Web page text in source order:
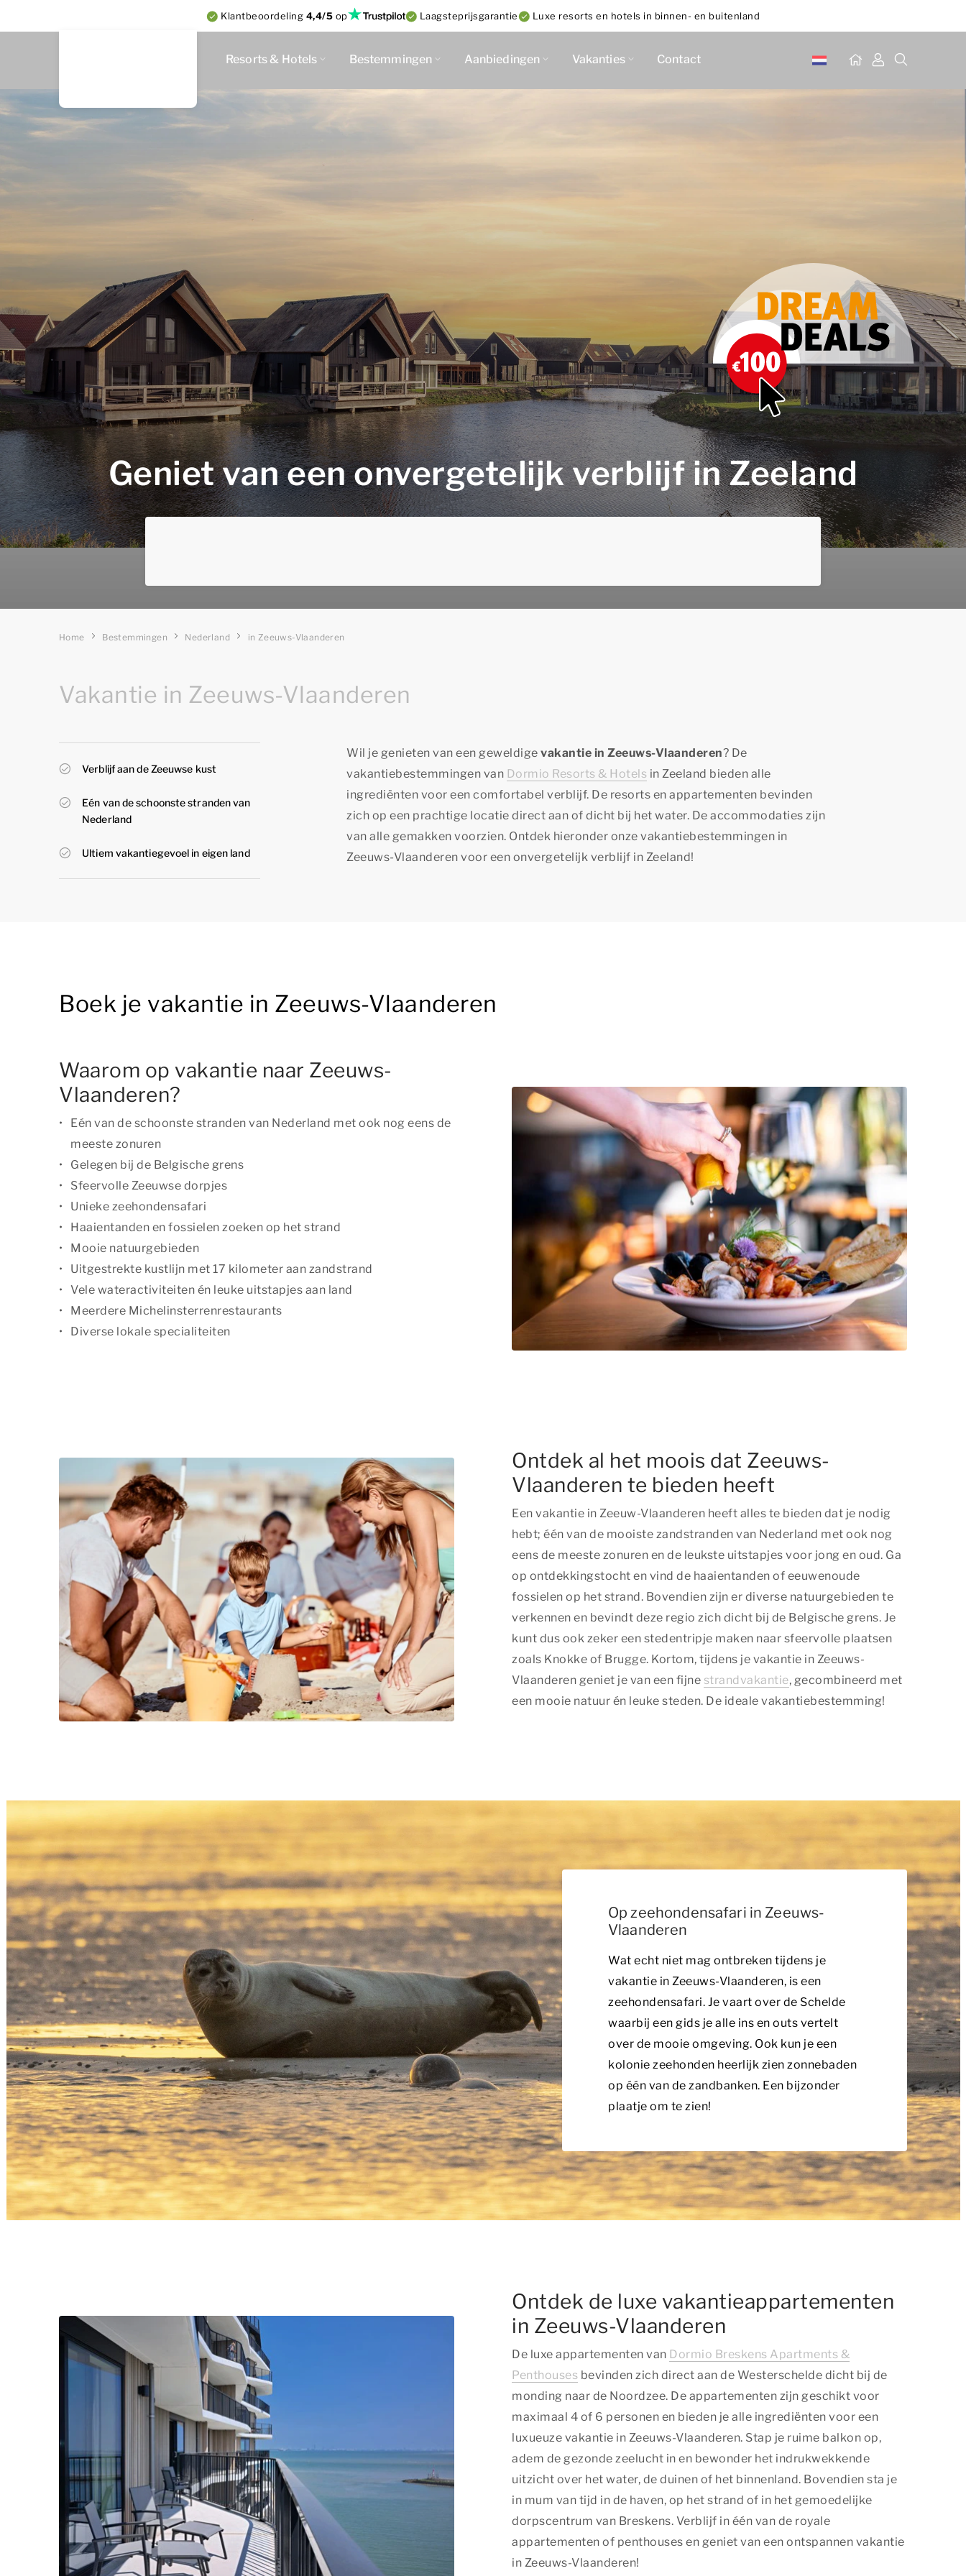
Klantbeoordeling 4,4/5 op Laagsteprijsgarantie Luxe resorts en hotels in binnen- en buitenland
Resorts & Hotels Bestemmingen Aanbiedingen Vakanties Contact
Geniet van een onvergetelijk verblijf in Zeeland
Home Bestemmingen Nederland in Zeeuws-Vlaanderen
Vakantie in Zeeuws-Vlaanderen
Verblijf aan de Zeeuwse kust
Eén van de schoonste stranden van
Nederland
Ultiem vakantiegevoel in eigen land
Wil je genieten van een geweldige vakantie in Zeeuws-Vlaanderen? De
vakantiebestemmingen van Dormio Resorts & Hotels in Zeeland bieden alle
ingrediënten voor een comfortabel verblijf. De resorts en appartementen bevinden
zich op een prachtige locatie direct aan of dicht bij het water. De accommodaties zijn
van alle gemakken voorzien. Ontdek hieronder onze vakantiebestemmingen in
Zeeuws-Vlaanderen voor een onvergetelijk verblijf in Zeeland!
Boek je vakantie in Zeeuws-Vlaanderen
Waarom op vakantie naar Zeeuws-
Vlaanderen?
Eén van de schoonste stranden van Nederland met ook nog eens de
meeste zonuren
Gelegen bij de Belgische grens
Sfeervolle Zeeuwse dorpjes
Unieke zeehondensafari
Haaientanden en fossielen zoeken op het strand
Mooie natuurgebieden
Uitgestrekte kustlijn met 17 kilometer aan zandstrand
Vele wateractiviteiten én leuke uitstapjes aan land
Meerdere Michelinsterrenrestaurants
Diverse lokale specialiteiten
Ontdek al het moois dat Zeeuws-
Vlaanderen te bieden heeft
Een vakantie in Zeeuw-Vlaanderen heeft alles te bieden dat je nodig
hebt; één van de mooiste zandstranden van Nederland met ook nog
eens de meeste zonuren en de leukste uitstapjes voor jong en oud. Ga
op ontdekkingstocht en vind de haaientanden of eeuwenoude
fossielen op het strand. Bovendien zijn er diverse natuurgebieden te
verkennen en bevindt deze regio zich dicht bij de Belgische grens. Je
kunt dus ook zeker een stedentripje maken naar sfeervolle plaatsen
zoals Knokke of Brugge. Kortom, tijdens je vakantie in Zeeuws-
Vlaanderen geniet je van een fijne strandvakantie, gecombineerd met
een mooie natuur én leuke steden. De ideale vakantiebestemming!
Op zeehondensafari in Zeeuws-
Vlaanderen
Wat echt niet mag ontbreken tijdens je
vakantie in Zeeuws-Vlaanderen, is een
zeehondensafari. Je vaart over de Schelde
waarbij een gids je alle ins en outs vertelt
over de mooie omgeving. Ook kun je een
kolonie zeehonden heerlijk zien zonnebaden
op één van de zandbanken. Een bijzonder
plaatje om te zien!
Ontdek de luxe vakantieappartementen
in Zeeuws-Vlaanderen
De luxe appartementen van Dormio Breskens Apartments &
Penthouses bevinden zich direct aan de Westerschelde dicht bij de
monding naar de Noordzee. De appartementen zijn geschikt voor
maximaal 4 of 6 personen en bieden je alle ingrediënten voor een
luxueuze vakantie in Zeeuws-Vlaanderen. Stap je ruime balkon op,
adem de gezonde zeelucht in en bewonder het indrukwekkende
uitzicht over het water, de duinen of het binnenland. Bovendien sta je
in mum van tijd in de haven, op het strand of in het gemoedelijke
dorpscentrum van Breskens. Verblijf in één van de royale
appartementen of penthouses en geniet van een ontspannen vakantie
in Zeeuws-Vlaanderen!